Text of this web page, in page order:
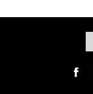
Visit